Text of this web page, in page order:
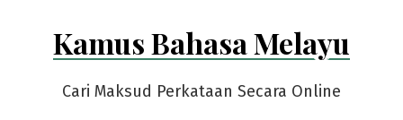
Kamus Bahasa Melayu
Cari Maksud Perkataan Secara Online